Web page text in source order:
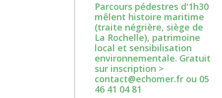
Parcours pédestres d'1h30
mêlent histoire maritime
(traite négrière, siège de
La Rochelle), patrimoine
local et sensibilisation
environnementale. Gratuit
sur inscription >
contact@echomer.fr ou 05
46 41 04 81